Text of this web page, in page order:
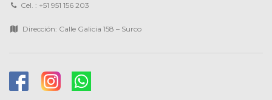
Cel. : +51 951 156 203
Dirección: Calle Galicia 158 – Surco